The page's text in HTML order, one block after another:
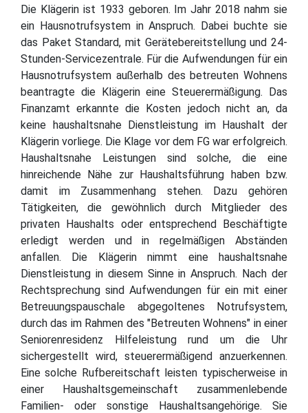
Die Klägerin ist 1933 geboren. Im Jahr 2018 nahm sie
ein Hausnotrufsystem in Anspruch. Dabei buchte sie
das Paket Standard, mit Gerätebereitstellung und 24-
Stunden-Servicezentrale. Für die Aufwendungen für ein
Hausnotrufsystem außerhalb des betreuten Wohnens
beantragte die Klägerin eine Steuerermäßigung. Das
Finanzamt erkannte die Kosten jedoch nicht an, da
keine haushaltsnahe Dienstleistung im Haushalt der
Klägerin vorliege. Die Klage vor dem FG war erfolgreich.
Haushaltsnahe Leistungen sind solche, die eine
hinreichende Nähe zur Haushaltsführung haben bzw.
damit im Zusammenhang stehen. Dazu gehören
Tätigkeiten, die gewöhnlich durch Mitglieder des
privaten Haushalts oder entsprechend Beschäftigte
erledigt werden und in regelmäßigen Abständen
anfallen. Die Klägerin nimmt eine haushaltsnahe
Dienstleistung in diesem Sinne in Anspruch. Nach der
Rechtsprechung sind Aufwendungen für ein mit einer
Betreuungspauschale abgegoltenes Notrufsystem,
durch das im Rahmen des "Betreuten Wohnens" in einer
Seniorenresidenz Hilfeleistung rund um die Uhr
sichergestellt wird, steuerermäßigend anzuerkennen.
Eine solche Rufbereitschaft leisten typischerweise in
einer Haushaltsgemeinschaft zusammenlebende
Familien- oder sonstige Haushaltsangehörige. Sie